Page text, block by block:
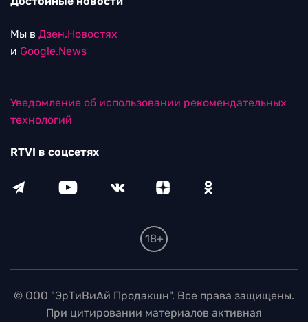
Мы в Дзен.Новостях
и Google.News
Уведомление об использовании рекомендательных
технологий
RTVI в соцсетях
18+
© ООО "ЭрТиВиАй Продакшн". Все права защищены.
При цитировании материалов активная